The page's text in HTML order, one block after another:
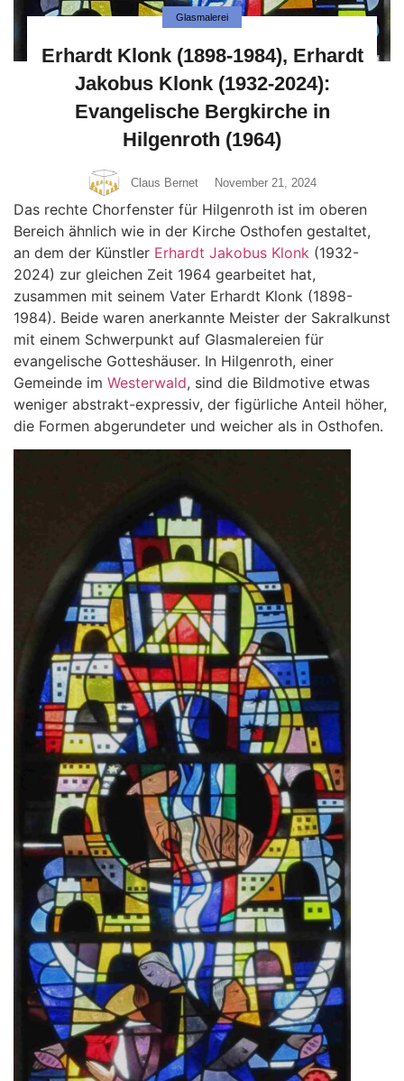
Glasmalerei
Erhardt Klonk (1898-1984), Erhardt
Jakobus Klonk (1932-2024):
Evangelische Bergkirche in
Hilgenroth (1964)
Claus Bernet November 21, 2024
Das rechte Chorfenster für Hilgenroth ist im oberen
Bereich ähnlich wie in der Kirche Osthofen gestaltet,
an dem der Künstler Erhardt Jakobus Klonk (1932-
2024) zur gleichen Zeit 1964 gearbeitet hat,
zusammen mit seinem Vater Erhardt Klonk (1898-
1984). Beide waren anerkannte Meister der Sakralkunst
mit einem Schwerpunkt auf Glasmalereien für
evangelische Gotteshäuser. In Hilgenroth, einer
Gemeinde im Westerwald, sind die Bildmotive etwas
weniger abstrakt-expressiv, der figürliche Anteil höher,
die Formen abgerundeter und weicher als in Osthofen.